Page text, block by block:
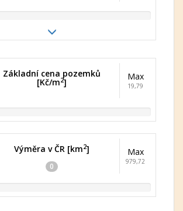
Základní cena pozemků
[Kč/m2]
Max
19,79
Výměra v ČR [km2]
0
Max
979,72